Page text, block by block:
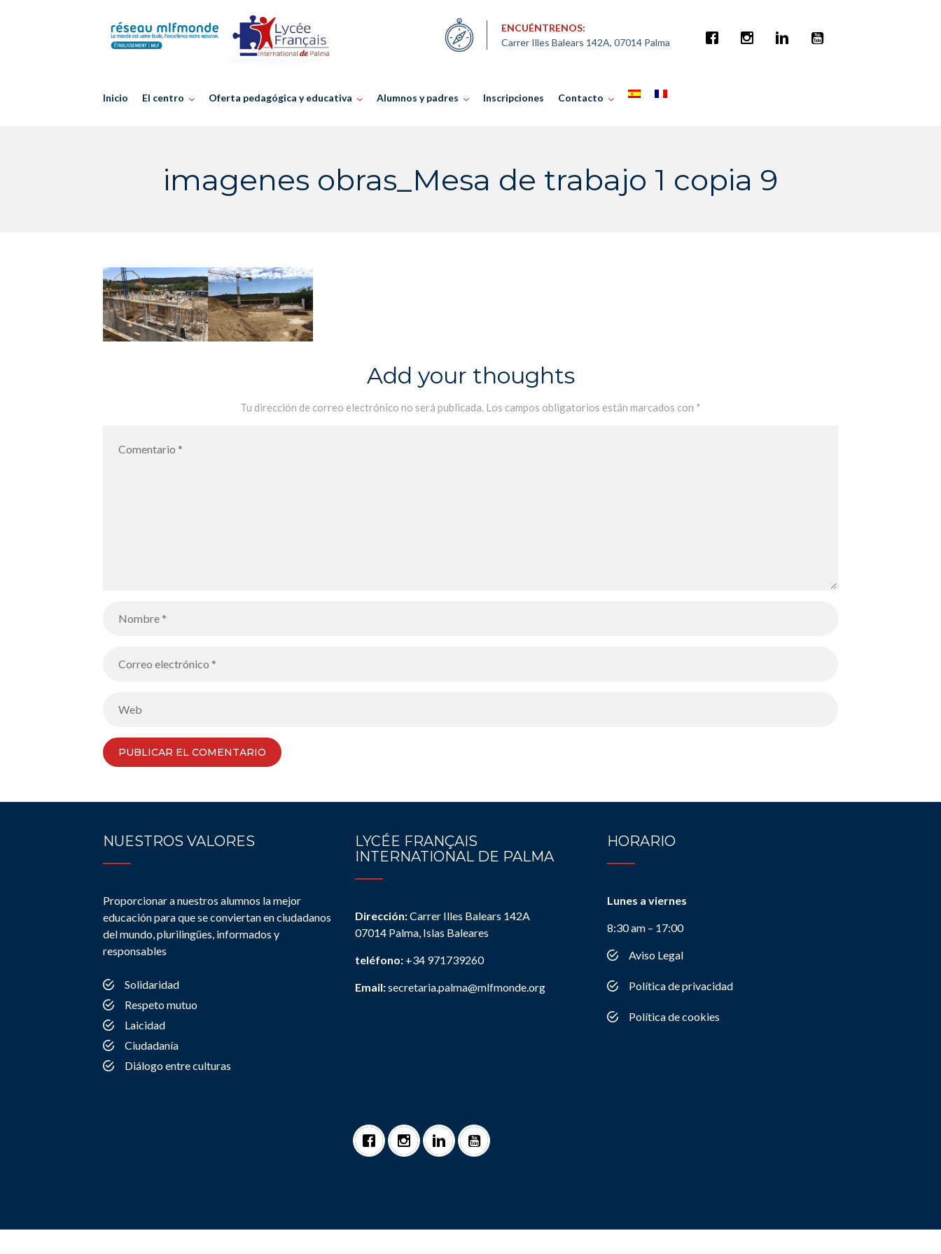
ENCUÉNTRENOS:
Carrer Illes Balears 142A, 07014 Palma
Inicio El centro Oferta pedagógica y educativa Alumnos y padres Inscripciones Contacto
imagenes obras_Mesa de trabajo 1 copia 9
Add your thoughts
Tu dirección de correo electrónico no será publicada. Los campos obligatorios están marcados con *
NUESTROS VALORES
Proporcionar a nuestros alumnos la mejor
educación para que se conviertan en ciudadanos
del mundo, plurilingües, informados y
responsables
Solidaridad
Respeto mutuo
Laicidad
Ciudadanía
Diálogo entre culturas
LYCÉE FRANÇAIS
INTERNATIONAL DE PALMA
Dirección:Carrer Illes Balears 142A
07014 Palma, Islas Baleares
teléfono: +34 971739260
Email:secretaria.palma@mlfmonde.org
HORARIO
Lunes a viernes
8:30 am – 17:00
Aviso Legal
Política de privacidad
Política de cookies